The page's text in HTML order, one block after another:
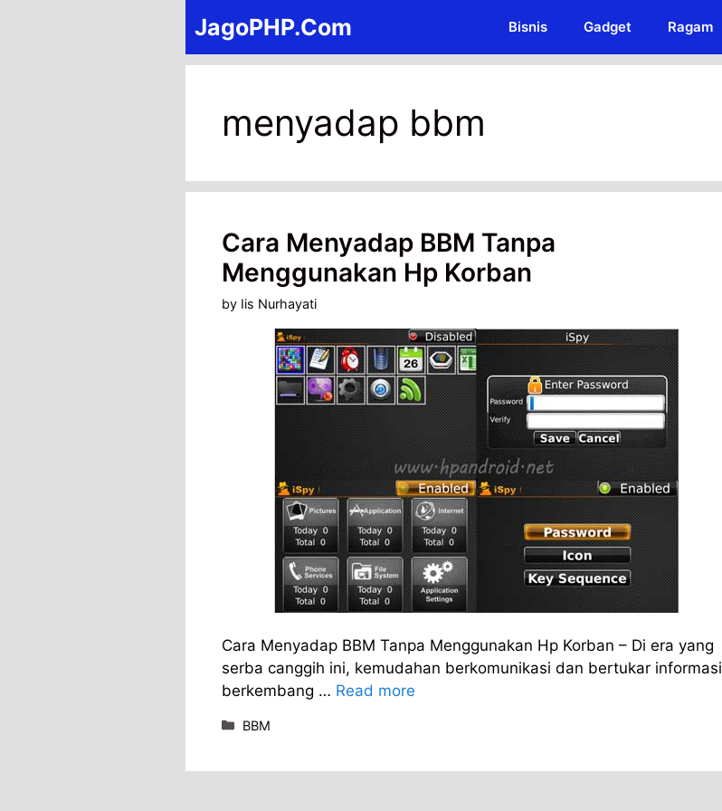
JagoPHP.Com Bisnis Gadget Ragam
menyadap bbm
Cara Menyadap BBM Tanpa
Menggunakan Hp Korban
by Iis Nurhayati
Cara Menyadap BBM Tanpa Menggunakan Hp Korban – Di era yang
serba canggih ini, kemudahan berkomunikasi dan bertukar informasi
berkembang … Read more
Categories
BBM